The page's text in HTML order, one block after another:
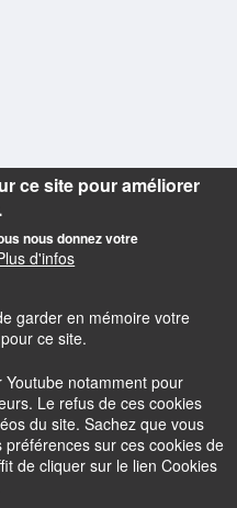
ce site pour améliorer
nous donnez votre
d'infos
garder en mémoire votre
ce site.
notamment pour
Le refus de ces cookies
du site. Sachez que vous
sur ces cookies de
de cliquer sur le lien Cookies